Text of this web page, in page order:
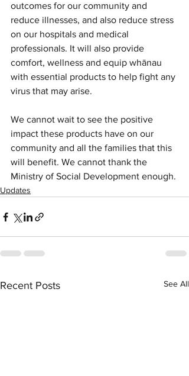
outcomes for our community and
reduce illnesses, and also reduce stress
on our hospitals and medical
professionals. It will also provide
comfort, wellness and equip whānau
with essential products to help fight any
virus that may arise.
We cannot wait to see the positive
impact these products have on our
community and all the families that this
will benefit. We cannot thank the
Ministry of Social Development enough.
Updates
Recent Posts See All